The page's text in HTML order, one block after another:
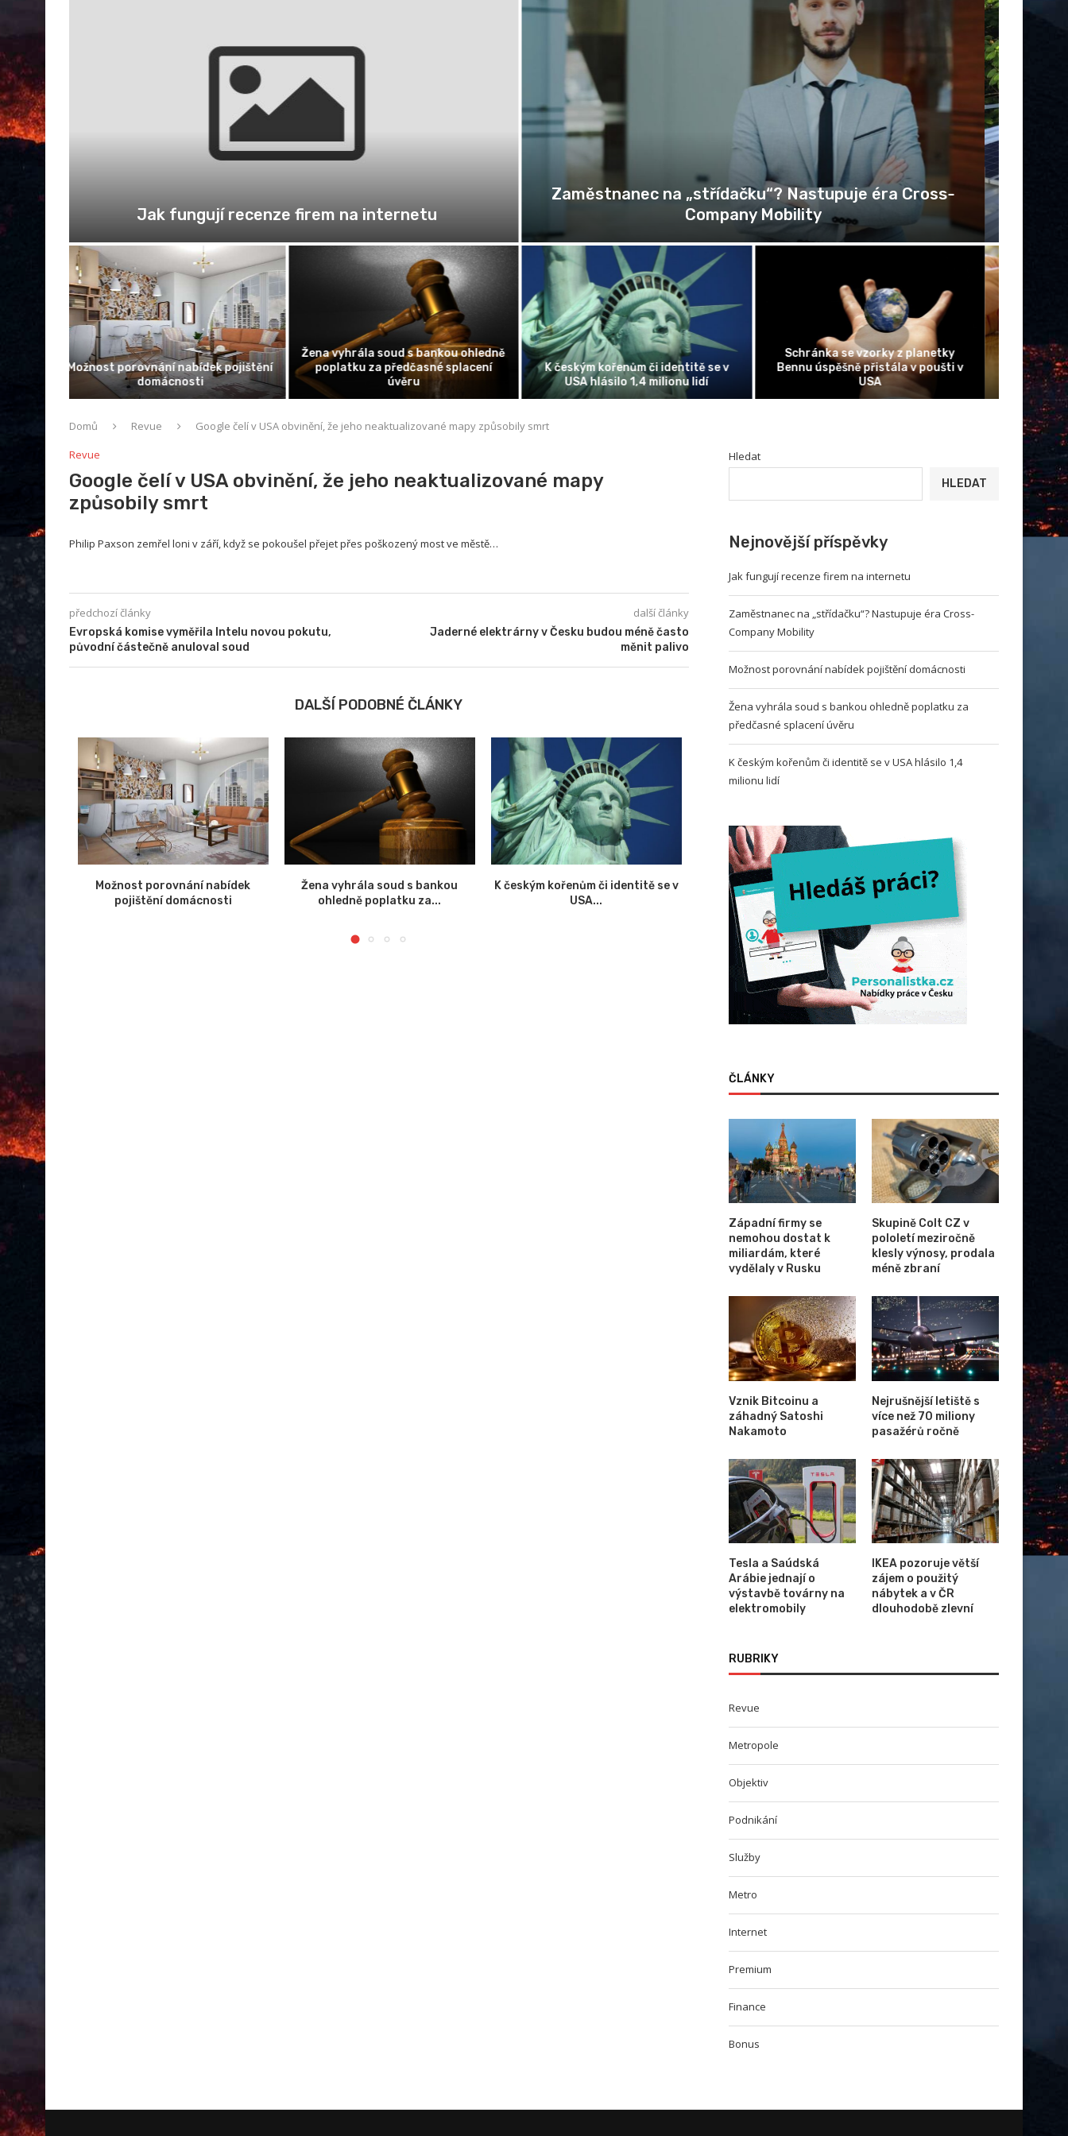
komponentů
Amazon pro centrum v Kojetíně získal 1500 z 2000
pracovníků
Alza vyřídí reklamaci zboží od Mall a
CZC, dle expertky je kampaň...
Testování parametru webových
stránek
Elon Musk a jeho projekt SpaceX
Využití SEO testu pro zlepšení
viditelnosti webu
Možnost
Domů Revue
Google čelí v USA obvinění, že jeho neaktualizované mapy způsobily smrt
Revue
Google čelí v USA obvinění, že jeho neaktualizované mapy
způsobily smrt
Philip Paxson zemřel loni v září, když se pokoušel přejet přes poškozený most ve městě…
předchozí články
Evropská komise vyměřila Intelu novou pokutu,
původní částečně anuloval soud
další články
Jaderné elektrárny v Česku budou méně často
měnit palivo
DALŠÍ PODOBNÉ ČLÁNKY
Možnost porovnání nabídek
pojištění domácnosti
Žena vyhrála soud s bankou
ohledně poplatku za...
K českým kořenům či identitě se v
USA...
Schránka se vzorky z planetky
Bennu úspěšně přistála...
Fotovoltaiky postupně
příčinou pokles cen
Hledat
HLEDAT
Nejnovější příspěvky
Jak fungují recenze firem na internetu
Zaměstnanec na „střídačku“? Nastupuje éra Cross-
Company Mobility
Možnost porovnání nabídek pojištění domácnosti
Žena vyhrála soud s bankou ohledně poplatku za
předčasné splacení úvěru
K českým kořenům či identitě se v USA hlásilo 1,4
milionu lidí
ČLÁNKY
Západní firmy se
nemohou dostat k
miliardám, které
vydělaly v Rusku
Skupině Colt CZ v
pololetí meziročně
klesly výnosy, prodala
méně zbraní
Vznik Bitcoinu a
záhadný Satoshi
Nakamoto
Nejrušnější letiště s
více než 70 miliony
pasažérů ročně
Tesla a Saúdská
Arábie jednají o
výstavbě továrny na
elektromobily
IKEA pozoruje větší
zájem o použitý
nábytek a v ČR
dlouhodobě zlevní
RUBRIKY
Revue
Metropole
Objektiv
Podnikání
Služby
Metro
Internet
Premium
Finance
Bonus